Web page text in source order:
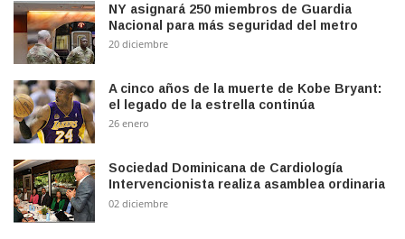
NY asignará 250 miembros de Guardia
Nacional para más seguridad del metro
20 diciembre
A cinco años de la muerte de Kobe Bryant:
el legado de la estrella continúa
26 enero
Sociedad Dominicana de Cardiología
Intervencionista realiza asamblea ordinaria
02 diciembre